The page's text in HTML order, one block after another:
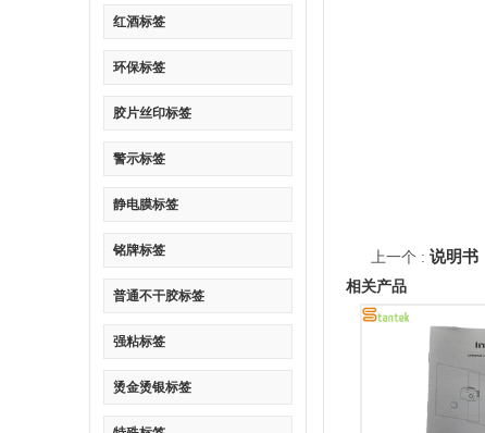
红酒标签
环保标签
胶片丝印标签
警示标签
静电膜标签
铭牌标签
普通不干胶标签
强粘标签
烫金烫银标签
上一个 :说明书
相关产品